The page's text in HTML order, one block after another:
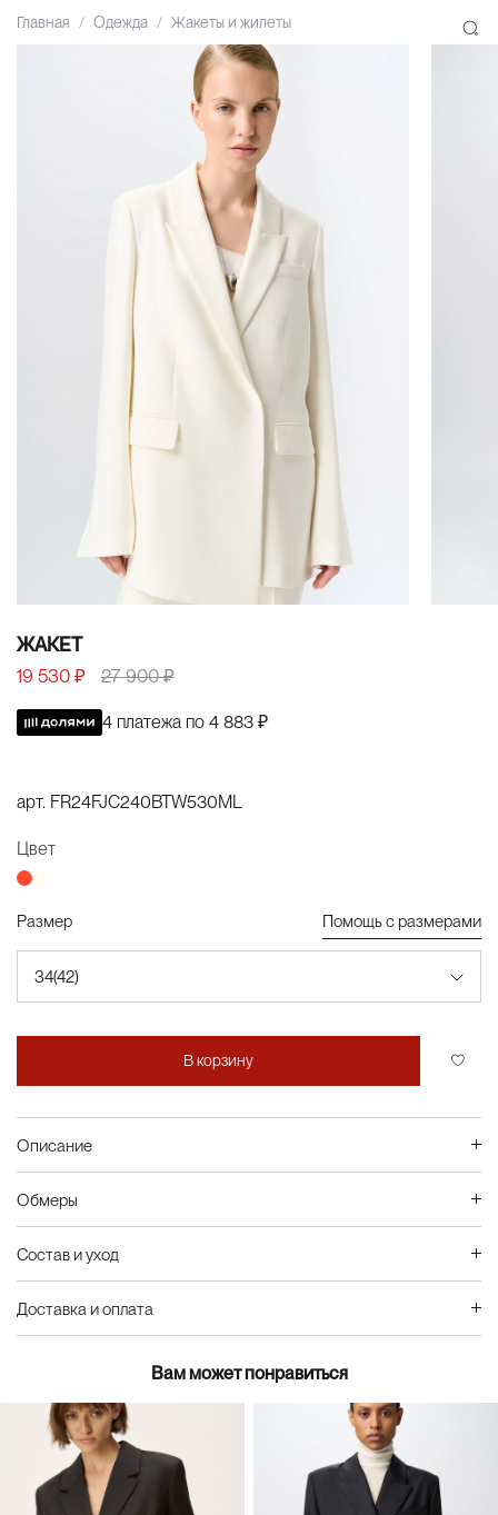
Главная Одежда Жакеты и жилеты
ЖАКЕТ
Цвет
Размер Помощь с размерами
34(42)
19 530 ₽ 27 900 ₽
4 платежа по 4 883 ₽
арт. FR24FJC240BTW530ML
В корзину
Описание
Обмеры
Состав и уход
Доставка и оплата
Вам может понравиться